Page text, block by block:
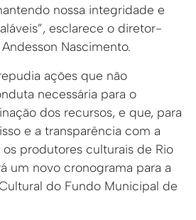
nossa integridade e
esclarece o diretor-
Nascimento.
ações que não
necessária para o
dos recursos, e que, para
e a transparência com a
produtores culturais de Rio
um novo cronograma para a
do Fundo Municipal de